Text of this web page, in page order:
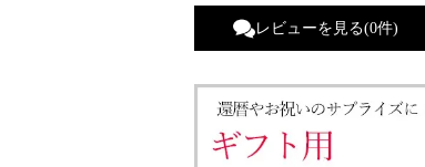
レビューを見る(0件)